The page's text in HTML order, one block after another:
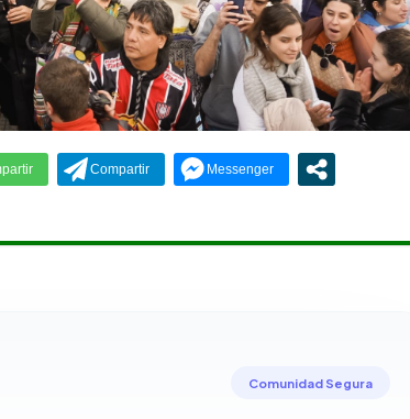
Comunidad Segura